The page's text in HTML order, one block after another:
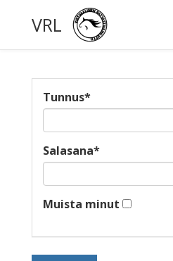
VRL
Tunnus*
Salasana*
Muista minut